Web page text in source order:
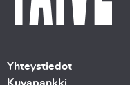
Yhteystiedot
Kuvapankki